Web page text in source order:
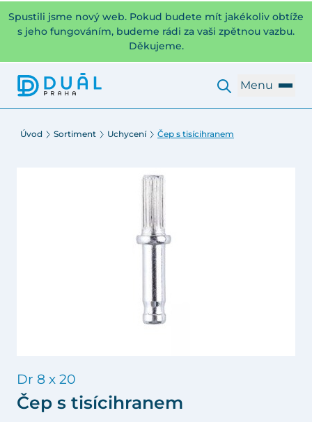
Spustili jsme nový web. Pokud budete mít jakékoliv obtíže
s jeho fungováním, budeme rádi za vaši zpětnou vazbu.
Děkujeme.
Menu
Úvod Sortiment Uchycení Čep s tisícihranem
Dr 8 x 20
Čep s tisícihranem